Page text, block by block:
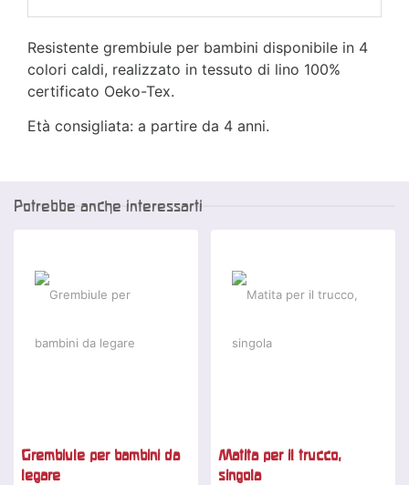
Resistente grembiule per bambini disponibile in 4
colori caldi, realizzato in tessuto di lino 100%
certificato Oeko-Tex.
Età consigliata: a partire da 4 anni.
Potrebbe anche interessarti
Grembiule per bambini da
legare
Matita per il trucco,
singola